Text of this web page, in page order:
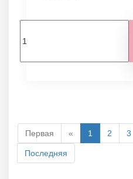
Первая « 1 2 3
Последняя